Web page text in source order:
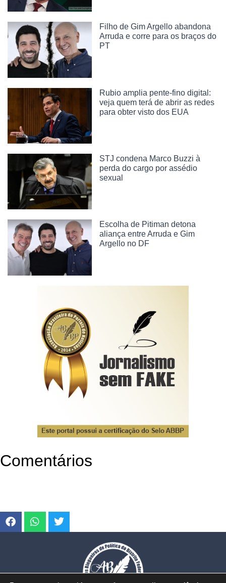
Filho de Gim Argello abandona
Arruda e corre para os braços do
PT
Rubio amplia pente-fino digital:
veja quem terá de abrir as redes
para obter visto dos EUA
STJ condena Marco Buzzi à
perda do cargo por assédio
sexual
Escolha de Pitiman detona
aliança entre Arruda e Gim
Argello no DF
Comentários